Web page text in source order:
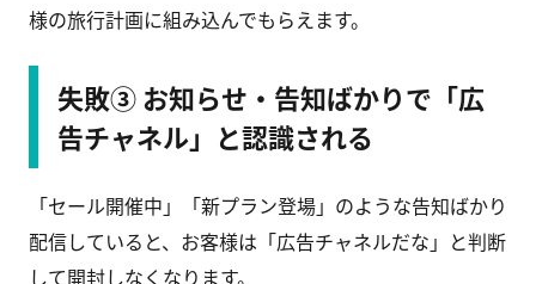
様の旅行計画に組み込んでもらえます。
失敗③ お知らせ・告知ばかりで「広
告チャネル」と認識される
「セール開催中」「新プラン登場」のような告知ばかり
配信していると、お客様は「広告チャネルだな」と判断
して開封しなくなります。